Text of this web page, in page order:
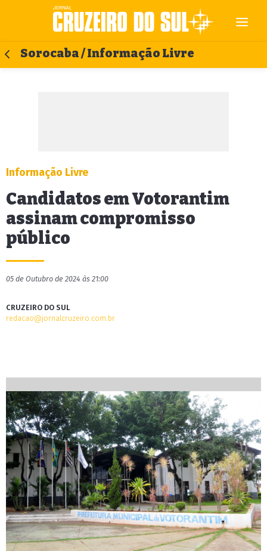
Sorocaba / Informação Livre
Informação Livre
Candidatos em Votorantim
assinam compromisso
público
05 de Outubro de 2024 às 21:00
CRUZEIRO DO SUL
redacao@jornalcruzeiro.com.br